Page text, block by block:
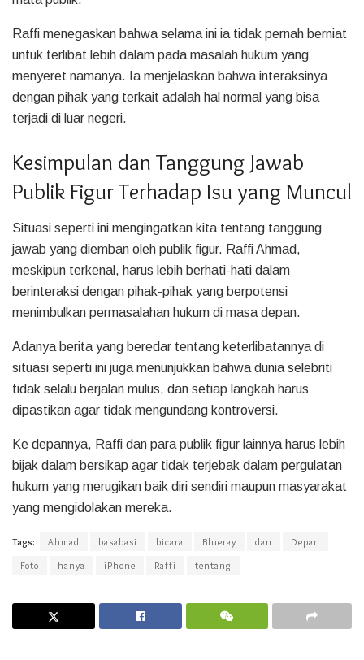
Raffi menegaskan bahwa selama ini ia tidak pernah berniat
untuk terlibat lebih dalam pada masalah hukum yang
menyeret namanya. Ia menjelaskan bahwa interaksinya
dengan pihak yang terkait adalah hal normal yang bisa
terjadi di luar negeri.
Kesimpulan dan Tanggung Jawab
Publik Figur Terhadap Isu yang Muncul
Situasi seperti ini mengingatkan kita tentang tanggung
jawab yang diemban oleh publik figur. Raffi Ahmad,
meskipun terkenal, harus lebih berhati-hati dalam
berinteraksi dengan pihak-pihak yang berpotensi
menimbulkan permasalahan hukum di masa depan.
Adanya berita yang beredar tentang keterlibatannya di
situasi seperti ini juga menunjukkan bahwa dunia selebriti
tidak selalu berjalan mulus, dan setiap langkah harus
dipastikan agar tidak mengundang kontroversi.
Ke depannya, Raffi dan para publik figur lainnya harus lebih
bijak dalam bersikap agar tidak terjebak dalam pergulatan
hukum yang merugikan baik diri sendiri maupun masyarakat
yang mengidolakan mereka.
Tags: Ahmad basabasi bicara Blueray dan
Depan
Foto
hanya iPhone Raffi tentang